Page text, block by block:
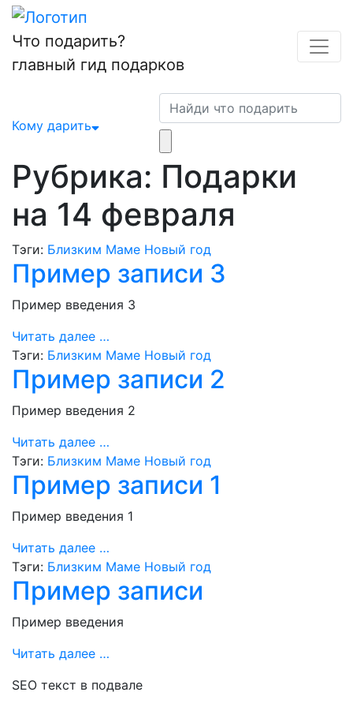
Skip
content
Что подарить?
главный гид подарков
Кому дарить
Рубрика: Подарки
на 14 февраля
Тэги: Близким Маме Новый год
Пример записи 3
Пример введения 3
Читать далее …
Тэги: Близким Маме Новый год
Пример записи 2
Пример введения 2
Читать далее …
Тэги: Близким Маме Новый год
Пример записи 1
Пример введения 1
Читать далее …
Тэги: Близким Маме Новый год
Пример записи
Пример введения
Читать далее …
SEO текст в подвале